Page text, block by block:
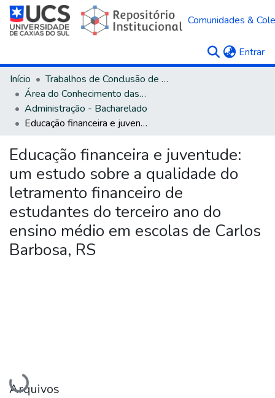
Comunidades &
Entrar
Início
Trabalhos de Conclusão de Curso
Área do Conhecimento das Ciências Sociais Aplicadas
Administração - Bacharelado
Educação financeira e juventude: um estudo sobre a qualidade do letramento financeiro de estudantes do terceiro ano do ensino médio em escolas de Carlos Barbosa, RS
Educação financeira e juventude:
um estudo sobre a qualidade do
letramento financeiro de
estudantes do terceiro ano do
ensino médio em escolas de Carlos
Barbosa, RS
Carregando...
Arquivos